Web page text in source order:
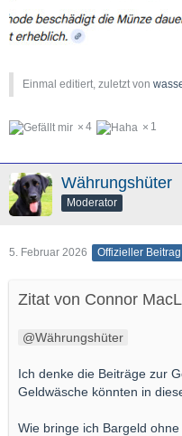
Einmal editiert, zuletzt von
4 1
Währungshüter
Moderator
5. Februar 2026 Offizieller Beitrag
Zitat von Connor
Währungshüter
Ich denke die Beiträge zur
Geldwäsche könnten in
Wie bringe ich Bargeld